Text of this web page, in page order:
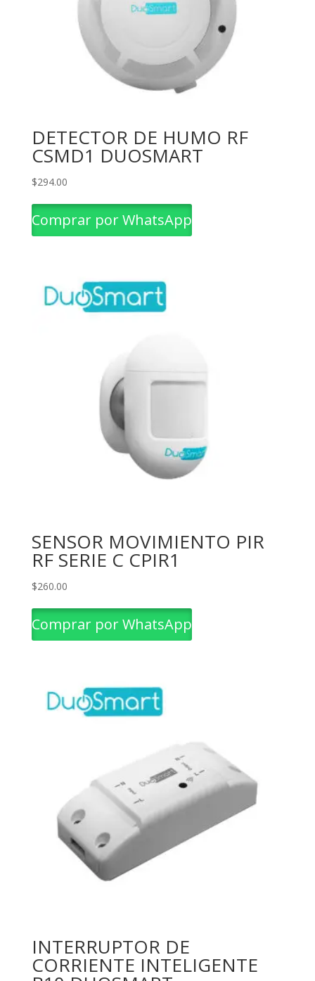
DETECTOR DE HUMO RF
CSMD1 DUOSMART
$294.00
Comprar por WhatsApp
SENSOR MOVIMIENTO PIR
RF SERIE C CPIR1
$260.00
Comprar por WhatsApp
INTERRUPTOR DE
CORRIENTE INTELIGENTE